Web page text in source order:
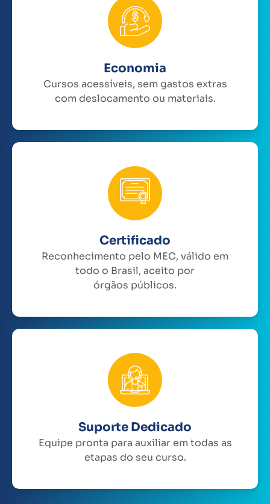
Economia
Cursos acessíveis, sem gastos extras
com deslocamento ou materiais.
Certificado
Reconhecimento pelo MEC, válido em
todo o Brasil, aceito por
órgãos públicos.
Suporte Dedicado
Equipe pronta para auxiliar em todas as
etapas do seu curso.